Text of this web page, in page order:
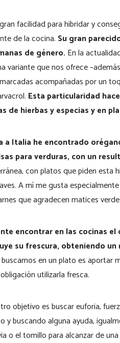
facilidad para hibridar y
de la cocina. Su gran
de género. En la
variante que nos ofrece
acompañadas por un
Esta particularidad
de hierbas y especias y en
a Italia he encontrado
para verduras, con un
con platos que piden esta
A mí me gusta
que agradecen matices
encontrar en las cocinas
su frescura, obteniendo
en un plato es aportar
utilizarla fresca.
objetivo es buscar euforia,
y buscando alguna ayuda,
o el tomillo para alcanzar de